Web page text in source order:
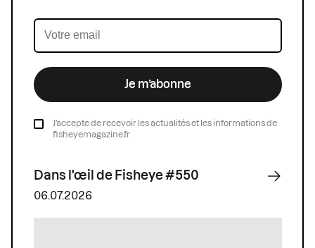
Je m’abonne
J’accepte de recevoir les actualités et les informations de
fisheyemagazine.fr
Dans l'œil de Fisheye #550
06.07.2026